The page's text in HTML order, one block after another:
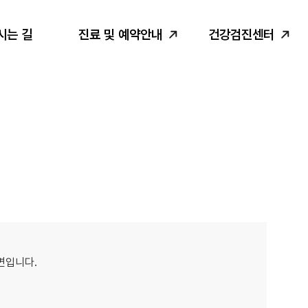
는 길 진료 및 예약안내 건강검진센터
입니다.